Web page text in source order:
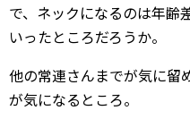
で、ネックになるのは年齢
いったところだろうか。
他の常連さんまでが気に留
が気になるところ。